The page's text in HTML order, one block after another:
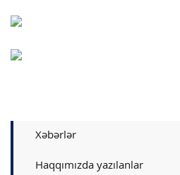
Xəbərlər
Haqqımızda yazılanlar